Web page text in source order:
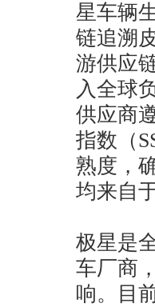
星车辆
链追溯
游供应
入全球
供应商
指数（
熟度，
均来自
极星是
车厂商
响。目